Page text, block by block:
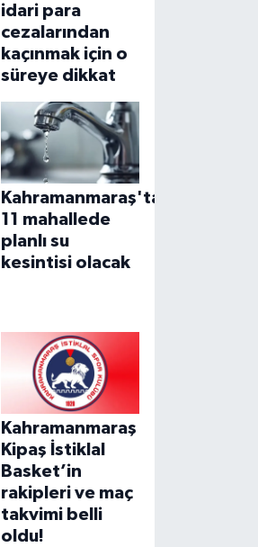
idari para
cezalarından
kaçınmak için o
süreye dikkat
Kahramanmaraş'ta
11 mahallede
planlı su
kesintisi olacak
Kahramanmaraş
Kipaş İstiklal
Basket’in
rakipleri ve maç
takvimi belli
oldu!